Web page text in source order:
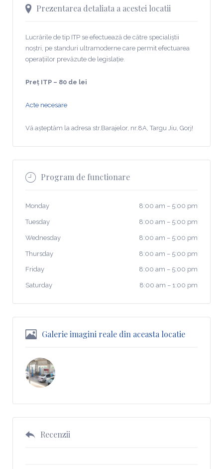
Prezentarea detaliata a acestei locatii
Lucrările de tip ITP se efectuează de către specialiștii
noștri, pe standuri ultramoderne care permit efectuarea
operațiilor prevăzute de legislație.
Preț ITP – 80 de lei
Acte necesare
Vă așteptăm la adresa str.Barajelor, nr.8A, Targu Jiu, Gorj!
Program de functionare
Monday 8:00 am – 5:00 pm
Tuesday 8:00 am – 5:00 pm
Wednesday 8:00 am – 5:00 pm
Thursday 8:00 am – 5:00 pm
Friday 8:00 am – 5:00 pm
Saturday 8:00 am – 1:00 pm
Galerie imagini reale din aceasta locatie
Recenzii